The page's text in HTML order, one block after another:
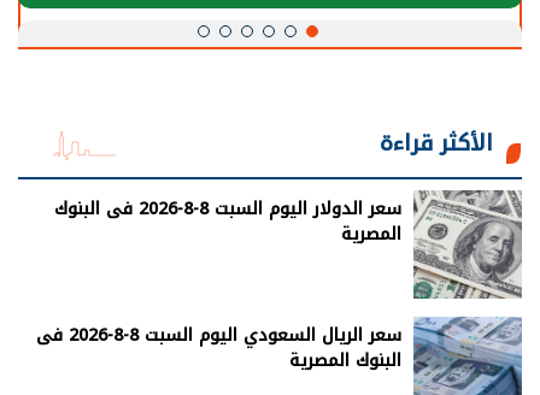
الأكثر قراءة
سعر الدولار اليوم السبت 8-8-2026 فى البنوك
المصرية
سعر الريال السعودي اليوم السبت 8-8-2026 فى
البنوك المصرية